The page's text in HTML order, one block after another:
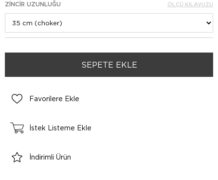
ZINCIR UZUNLUĞU ÖLÇÜ KILAVUZU
Favorilere Ekle
İstek Listeme Ekle
İndirimli Ürün